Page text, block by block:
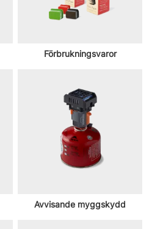
Förbrukningsvaror
Avvisande myggskydd